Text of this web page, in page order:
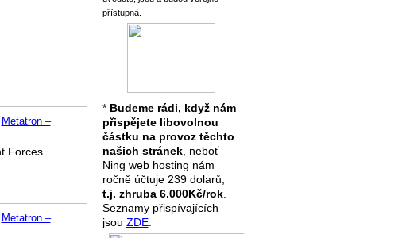
Metatron –
Forces
Metatron –
přístupná.
* Budeme rádi, když nám
přispějete libovolnou
částku na provoz těchto
našich stránek, neboť
Ning web hosting nám
ročně účtuje 239 dolarů,
t.j. zhruba 6.000Kč/rok.
Seznamy přispívajících
jsou ZDE.